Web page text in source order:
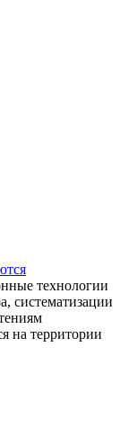
технологии
систематизации
на территории